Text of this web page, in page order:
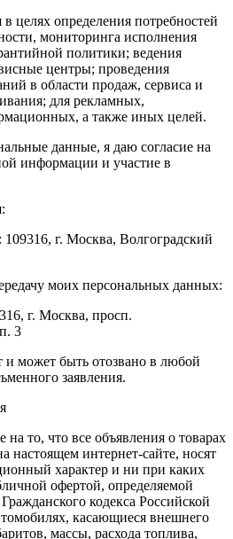
в целях определения потребностей
мониторинга исполнения
политики; ведения
центры; проведения
в области продаж, сервиса и
для рекламных,
а также иных целей.
данные, я даю согласие на
информации и участие в
г. Москва, Волгоградский
моих персональных данных:
г. Москва, просп.
3
и может быть отозвано в любой
заявления.
то, что все объявления о товарах
настоящем интернет-сайте, носят
характер и ни при каких
офертой, определяемой
кодекса Российской
касающиеся внешнего
массы, расхода топлива,